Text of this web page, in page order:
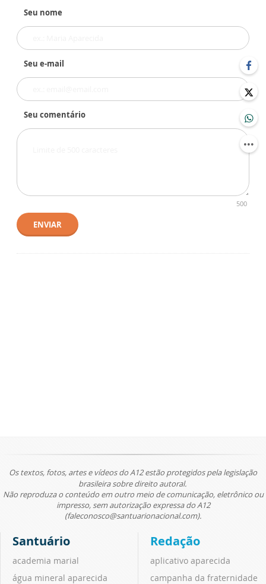
Seu nome
Seu e-mail
Seu comentário
500
ENVIAR
Os textos, fotos, artes e vídeos do A12 estão protegidos pela legislação
brasileira sobre direito autoral.
Não reproduza o conteúdo em outro meio de comunicação, eletrônico ou
impresso, sem autorização expressa do A12
(faleconosco@santuarionacional.com).
Santuário
academia marial
água mineral aparecida
Redação
aplicativo aparecida
campanha da fraternidade